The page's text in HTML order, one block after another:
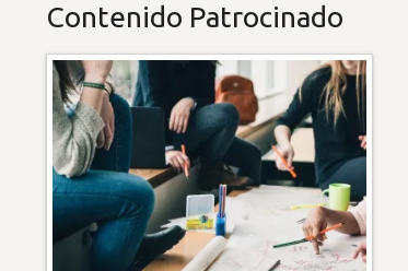
Contenido Patrocinado